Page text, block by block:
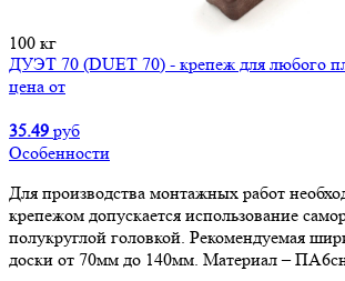
100 кг
ДУЭТ 70 (DUET 70) - крепеж для любого
цена от
35.49 руб
Особенности
Для производства монтажных работ
крепежом допускается использование
полукруглой головкой. Рекомендуемая
доски от 70мм до 140мм. Материал –